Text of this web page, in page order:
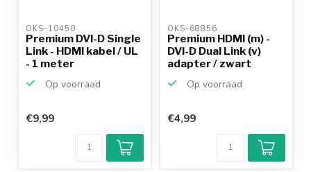
OKS-10450
Premium DVI-D Single
Link - HDMI kabel / UL
- 1 meter
Op voorraad
€9,99
OKS-68856
Premium HDMI (m) -
DVI-D Dual Link (v)
adapter / zwart
Op voorraad
€4,99